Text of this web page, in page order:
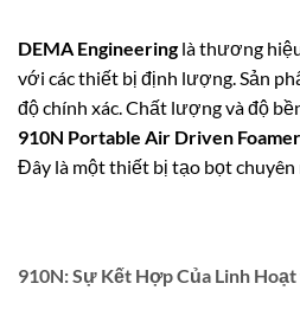
DEMA Engineeringlà thương
với các thiết bị định lượng. Sản
độ chính xác. Chất lượng và độ
910N Portable Air Driven Foamer
Đây là một thiết bị tạo bọt chuyên
910N: Sự Kết Hợp Của Linh